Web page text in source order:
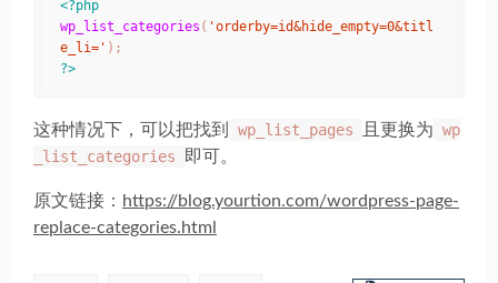
<?php
wp_list_categories ( 'orderby=id&hide_empty=0&titl
e_li=' );
?>
这种情况下，可以把找到 wp_list_pages 且更换为 wp
_list_categories
即可。
原文链接： https://blog.yourtion.com/wordpress-page-
replace-categories.html